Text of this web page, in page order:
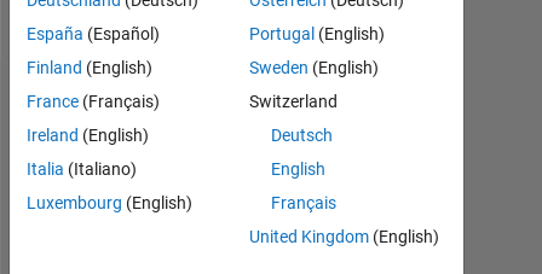
Dashboard
Statistik
MATLAB Answers
España (Español)
Finland (English)
France (Français)
Ireland (English)
Italia (Italiano)
Luxembourg (English)
Portugal (English)
Sweden (English)
Switzerland
Deutsch
English
Français
United Kingdom (English)